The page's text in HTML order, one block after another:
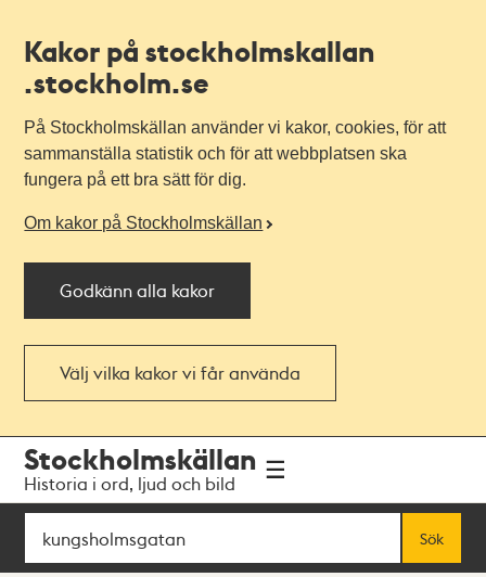
Kakor på stockholmskallan
.stockholm.se
På Stockholmskällan använder vi kakor, cookies, för att
sammanställa statistik och för att webbplatsen ska
fungera på ett bra sätt för dig.
Om kakor på Stockholmskällan
Godkänn alla kakor
Välj vilka kakor vi får använda
navigationen
huvudinnehållet
Stockholmskällan
Historia i ord, ljud och bild
Sök
Sök